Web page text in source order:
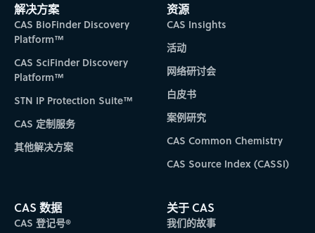
解决方案
CAS BioFinder Discovery
Platform™
CAS SciFinder Discovery
Platform™
STN IP Protection Suite™
CAS 定制服务
其他解决方案
资源
CAS Insights
活动
网络研讨会
白皮书
案例研究
CAS Common Chemistry
CAS Source Index (CASSI)
CAS 数据
CAS 登记号®
关于 CAS
我们的故事